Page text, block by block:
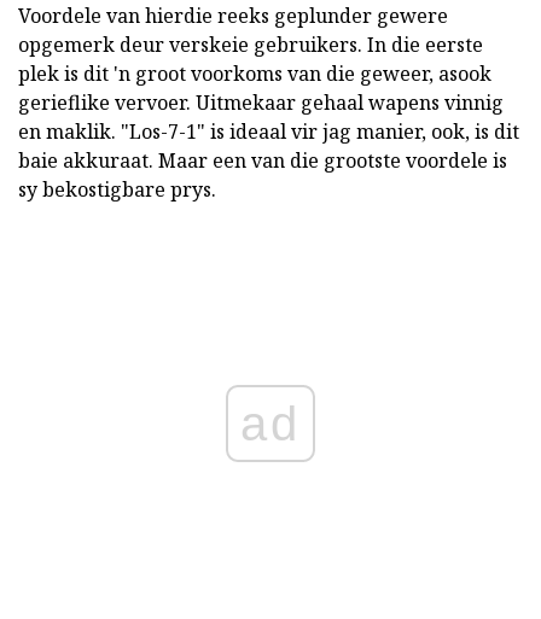
Voordele van hierdie reeks geplunder gewere
opgemerk deur verskeie gebruikers. In die eerste
plek is dit 'n groot voorkoms van die geweer, asook
gerieflike vervoer. Uitmekaar gehaal wapens vinnig
en maklik. "Los-7-1" is ideaal vir jag manier, ook, is dit
baie akkuraat. Maar een van die grootste voordele is
sy bekostigbare prys.
ad